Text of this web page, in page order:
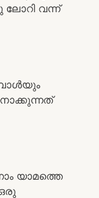
വന്ന്
യാമത്തെ